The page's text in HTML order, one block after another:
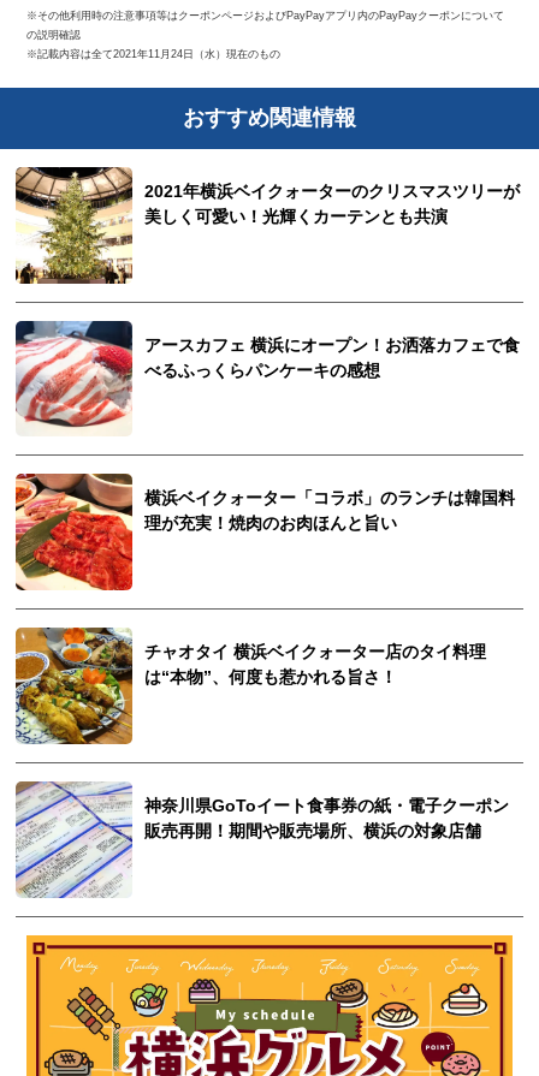
※その他利用時の注意事項等はクーポンページおよびPayPayアプリ内のPayPayクーポンについて
の説明確認
※記載内容は全て2021年11月24日（水）現在のもの
おすすめ関連情報
2021年横浜ベイクォーターのクリスマスツリーが
美しく可愛い！光輝くカーテンとも共演
アースカフェ 横浜にオープン！お洒落カフェで食
べるふっくらパンケーキの感想
横浜ベイクォーター「コラボ」のランチは韓国料
理が充実！焼肉のお肉ほんと旨い
チャオタイ 横浜ベイクォーター店のタイ料理
は“本物”、何度も惹かれる旨さ！
神奈川県GoToイート食事券の紙・電子クーポン
販売再開！期間や販売場所、横浜の対象店舗